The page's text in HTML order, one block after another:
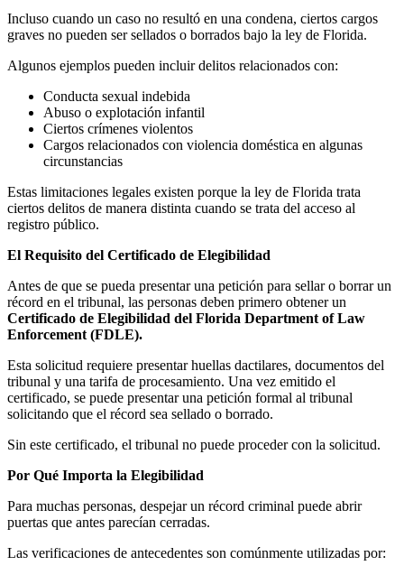
Incluso cuando un caso no resultó en una condena, ciertos cargos
graves no pueden ser sellados o borrados bajo la ley de Florida.
Algunos ejemplos pueden incluir delitos relacionados con:
Conducta sexual indebida
Abuso o explotación infantil
Ciertos crímenes violentos
Cargos relacionados con violencia doméstica en algunas
circunstancias
Estas limitaciones legales existen porque la ley de Florida trata
ciertos delitos de manera distinta cuando se trata del acceso al
registro público.
El Requisito del Certificado de Elegibilidad
Antes de que se pueda presentar una petición para sellar o borrar un
récord en el tribunal, las personas deben primero obtener un
Certificado de Elegibilidad del Florida Department of Law
Enforcement (FDLE).
Esta solicitud requiere presentar huellas dactilares, documentos del
tribunal y una tarifa de procesamiento. Una vez emitido el
certificado, se puede presentar una petición formal al tribunal
solicitando que el récord sea sellado o borrado.
Sin este certificado, el tribunal no puede proceder con la solicitud.
Por Qué Importa la Elegibilidad
Para muchas personas, despejar un récord criminal puede abrir
puertas que antes parecían cerradas.
Las verificaciones de antecedentes son comúnmente utilizadas por: